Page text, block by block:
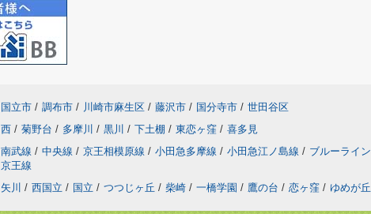
国立市 / 調布市 / 川崎市麻生区 / 藤沢市 / 国分寺市 / 世田谷区
西 / 菊野台 / 多摩川 / 黒川 / 下土棚 / 東恋ヶ窪 / 喜多見
南武線 / 中央線 / 京王相模原線 / 小田急多摩線 / 小田急江ノ島線 / ブルーライン
京王線
矢川 / 西国立 / 国立 / つつじヶ丘 / 柴崎 / 一橋学園 / 鷹の台 / 恋ヶ窪 / ゆめが丘